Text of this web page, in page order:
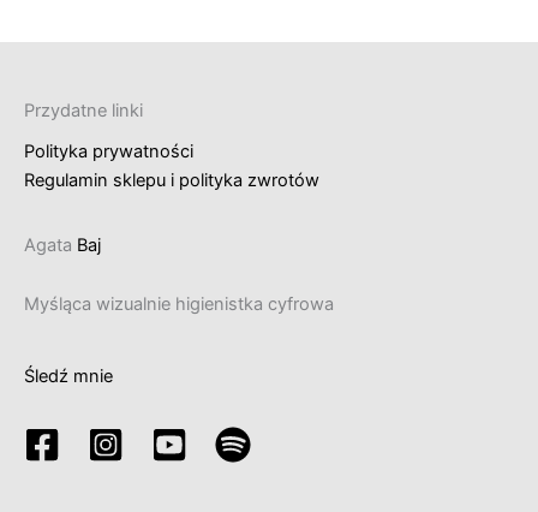
Przydatne linki
Polityka prywatności
Regulamin sklepu i polityka zwrotów
Agata Baj
Myśląca wizualnie higienistka cyfrowa
Śledź mnie